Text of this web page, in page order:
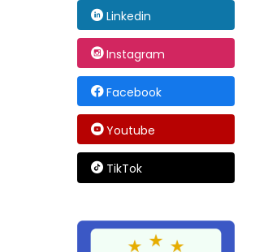
Linkedin
Instagram
Facebook
Youtube
TikTok